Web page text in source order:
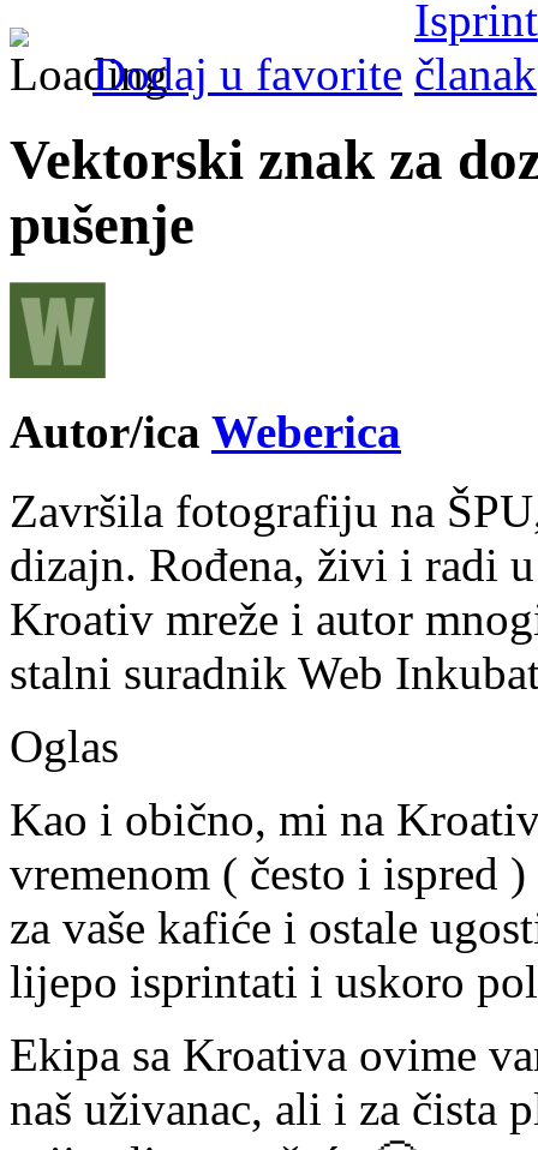
Dodaj u favorite
Vektorski znak za
pušenje
Autor/ica Weberica
Završila fotografiju na
dizajn. Rođena, živi i radi
Kroativ mreže i autor
stalni suradnik Web
Oglas
Kao i obično, mi na
vremenom ( često i ispred
za vaše kafiće i ostale
lijepo isprintati i uskoro
Ekipa sa Kroativa ovime
naš uživanac, ali i za čista